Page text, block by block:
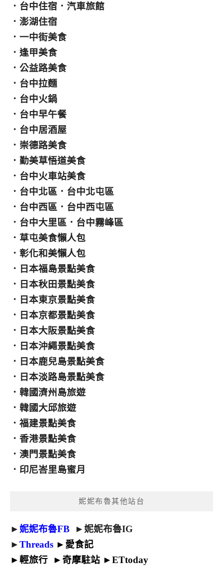
． 台中住宿 ． 汽車旅館
． 澎湖住宿
． 一中街美食
． 逢甲美食
． 公益路美食
． 台中拉麵
． 台中火鍋
． 台中早午餐
． 台中居酒屋
． 崇德路美食
． 勤美草悟道美食
． 台中火車站美食
． 台中北區 ． 台中北屯區
． 台中西區 ． 台中西屯區
． 台中大里區 ． 台中霧峰區
． 草屯美食懶人包
． 彰化和美懶人包
． 日本福島景點美食
． 日本秋田景點美食
． 日本東京景點美食
． 日本京都景點美食
． 日本大阪景點美食
． 日本沖繩景點美食
． 日本鹿兒島景點美食
． 日本淡路島景點美食
． 韓國濟州島旅遊
． 韓國大邱旅遊
． 福建景點美食
． 香港景點美食
． 澳門景點美食
． 印尼峇里島蜜月
妮妮布魯其他站台
►妮妮布魯FB ►妮妮布魯IG
►Threads ► 愛食記
►輕旅行 ► 奇摩駐站 ►ETtoday